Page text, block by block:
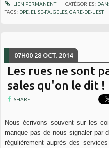
LIEN PERMANENT CATÉGORIES :
TAGS : DPE ELISE-FAJGELES ,GARE-DE-L'EST
07H00 28 OCT. 2014
Les rues ne sont
sales qu'on le dit !
SHARE
Nous écrivons souvent sur les
manque pas de nous signaler par
régulièrement auprès des